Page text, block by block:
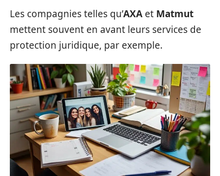
Les compagnies telles qu’AXA et Matmut
mettent souvent en avant leurs services de
protection juridique, par exemple.